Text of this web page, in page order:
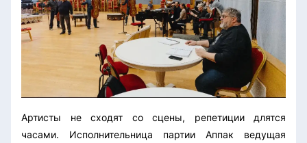
Артисты не сходят со сцены, репетиции длятся
часами. Исполнительница партии Аппак ведущая